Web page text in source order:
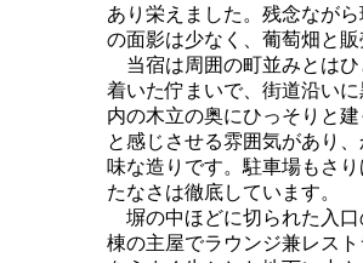
あり栄えました。残念なが
の面影は少なく、葡萄畑と販
当宿は周囲の町並みとはひ
着いた佇まいで、街道沿い
内の木立の奥にひっそりと
と感じさせる雰囲気があり
味な造りです。駐車場もさ
たなさは徹底しています。
塀の中ほどに切られた入口
棟の主屋でラウンジ兼レス